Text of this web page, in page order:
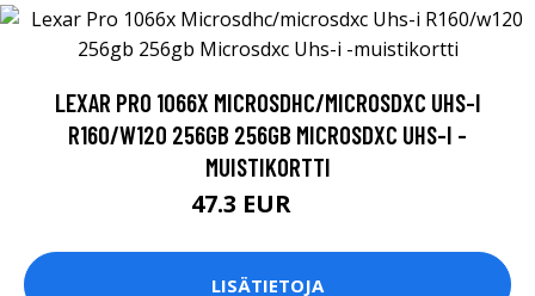
LEXAR PRO 1066X MICROSDHC/MICROSDXC UHS-I
R160/W120 256GB 256GB MICROSDXC UHS-I -
MUISTIKORTTI
47.3 EUR
LISÄTIETOJA